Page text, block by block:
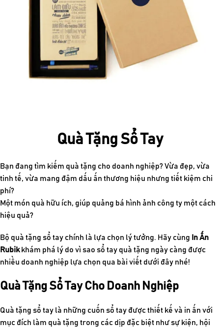
Quà Tặng Sổ Tay
Bạn đang tìm kiếm quà tặng cho doanh nghiệp? Vừa đẹp, vừa
tinh tế, vừa mang đậm dấu ấn thương hiệu nhưng tiết kiệm chi
phí?
Một món quà hữu ích, giúp quảng bá hình ảnh công ty một cách
hiệu quả?
Bộ quà tặng sổ tay chính là lựa chọn lý tưởng. Hãy cùng In Ấn
Rubikkhám phá lý do vì sao sổ tay quà tặng ngày càng được
nhiều doanh nghiệp lựa chọn qua bài viết dưới đây nhé!
Quà Tặng Sổ Tay Cho Doanh Nghiệp
Quà tặng sổ tay là những cuốn sổ tay được thiết kế và in ấn với
mục đích làm quà tặng trong các dịp đặc biệt như sự kiện, hội